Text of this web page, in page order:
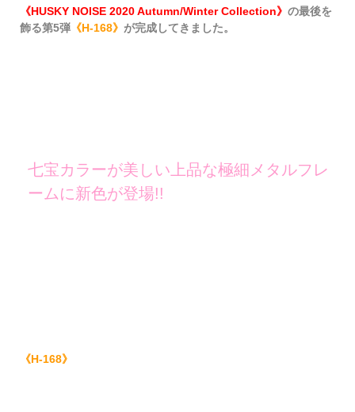
《HUSKY NOISE 2020 Autumn/Winter Collection》の最後を
飾る第5弾 《H-168》 が完成してきました。
七宝カラーが美しい上品な極細メタルフレ
ームに新色が登場!!
《H-168》